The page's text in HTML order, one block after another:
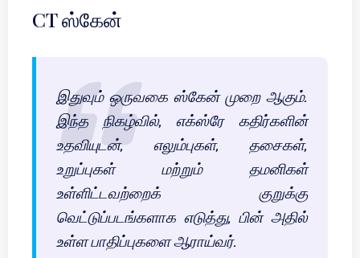
CT ஸ்கேன்
இதுவும் ஒருவகை ஸ்கேன் முறை ஆகும்.
இந்த நிகழ்வில், எக்ஸ்ரே கதிர்களின்
உதவியுடன், எலும்புகள், தசைகள்,
உறுப்புகள் மற்றும் தமனிகள்
உள்ளிட்டவற்றைக் குறுக்கு
வெட்டுப்படங்களாக எடுத்து, பின் அதில்
உள்ள பாதிப்புகளை ஆராய்வர்.